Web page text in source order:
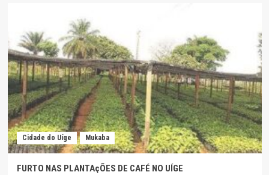
Cidade do Uíge Mukaba
FURTO NAS PLANTAçÕES DE CAFÉ NO UÍGE